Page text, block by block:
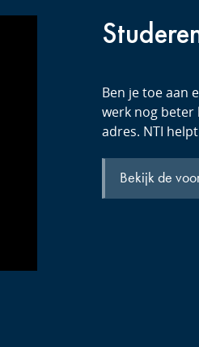
Ben je toe aan
werk nog beter
adres. NTI
Bekijk de